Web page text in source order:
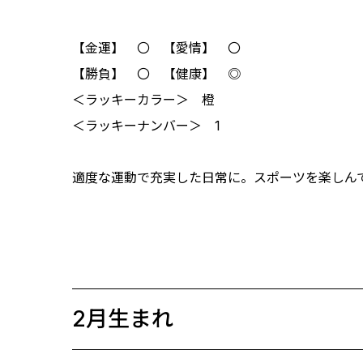
【金運】 〇 【愛情】 〇
【勝負】 〇 【健康】 ◎
＜ラッキーカラー＞ 橙
＜ラッキーナンバー＞ 1
適度な運動で充実した日常に。スポーツを楽し
2月生まれ